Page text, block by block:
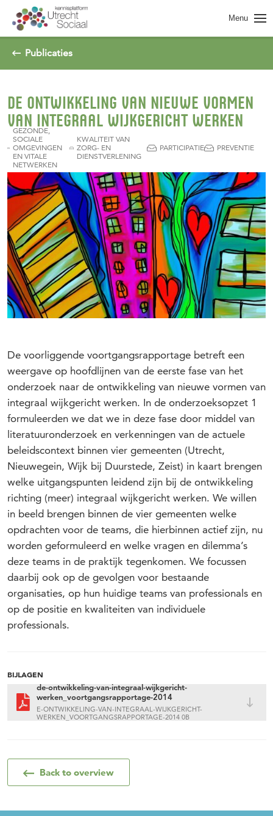
Spring naar pagina inhoud
Menu
Publicaties
DE ONTWIKKELING VAN NIEUWE VORMEN
VAN INTEGRAAL WIJKGERICHT WERKEN
GEZONDE,
SOCIALE
OMGEVINGEN
EN VITALE
NETWERKEN
KWALITEIT VAN
ZORG- EN
DIENSTVERLENING
PARTICIPATIE PREVENTIE
De voorliggende voortgangsrapportage betreft een
weergave op hoofdlijnen van de eerste fase van het
onderzoek naar de ontwikkeling van nieuwe vormen van
integraal wijkgericht werken. In de onderzoeksopzet 1
formuleerden we dat we in deze fase door middel van
literatuuronderzoek en verkenningen van de actuele
beleidscontext binnen vier gemeenten (Utrecht,
Nieuwegein, Wijk bij Duurstede, Zeist) in kaart brengen
welke uitgangspunten leidend zijn bij de ontwikkeling
richting (meer) integraal wijkgericht werken. We willen
in beeld brengen binnen de vier gemeenten welke
opdrachten voor de teams, die hierbinnen actief zijn, nu
worden geformuleerd en welke vragen en dilemma’s
deze teams in de praktijk tegenkomen. We focussen
daarbij ook op de gevolgen voor bestaande
organisaties, op hun huidige teams van professionals en
op de positie en kwaliteiten van individuele
professionals.
BIJLAGEN
de-ontwikkeling-van-integraal-wijkgericht-
werken_voortgangsrapportage-2014
E-ONTWIKKELING-VAN-INTEGRAAL-WIJKGERICHT-
WERKEN_VOORTGANGSRAPPORTAGE-2014 0B
Back to overview